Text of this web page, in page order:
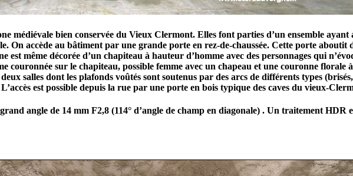
médiévale bien conservée du Vieux Clermont. Elles font parties d’un ensemble
On accède au bâtiment par une grande porte en rez-de-chaussée. Cette porte aboutit
est même décorée d’un chapiteau à hauteur d’homme avec des personnages qui
couronnée sur le chapiteau, possible femme avec un chapeau et une couronne
salles dont les plafonds voûtés sont soutenus par des arcs de différents types
est possible depuis la rue par une porte en bois typique des caves du vieux-
angle de 14 mm F2,8 (114° d’angle de champ en diagonale) . Un traitement